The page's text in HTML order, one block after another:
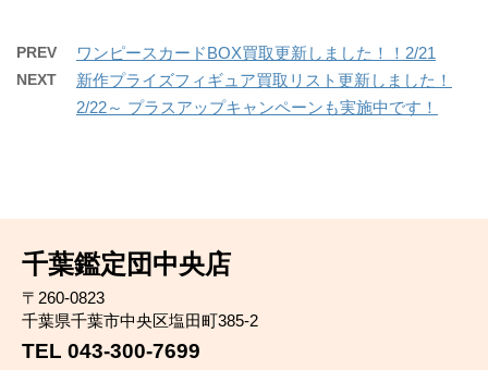
PREV ワンピースカードBOX買取更新しました！！2/21
NEXT
新作プライズフィギュア買取リスト更新しました！
2/22～ プラスアップキャンペーンも実施中です！
千葉鑑定団中央店
〒260-0823
千葉県千葉市中央区塩田町385-2
TEL 043-300-7699